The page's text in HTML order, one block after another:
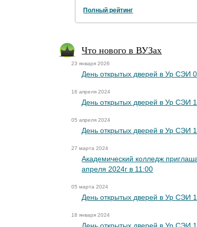
Полный рейтинг
Что нового в ВУЗах
23 января 2026
День открытых дверей в Ур СЭИ
16 апреля 2024
День открытых дверей в Ур СЭИ
05 апреля 2024
День открытых дверей в Ур СЭИ
27 марта 2024
Академический колледж
апреля 2024г в 11:00
05 марта 2024
День открытых дверей в Ур СЭИ
18 января 2024